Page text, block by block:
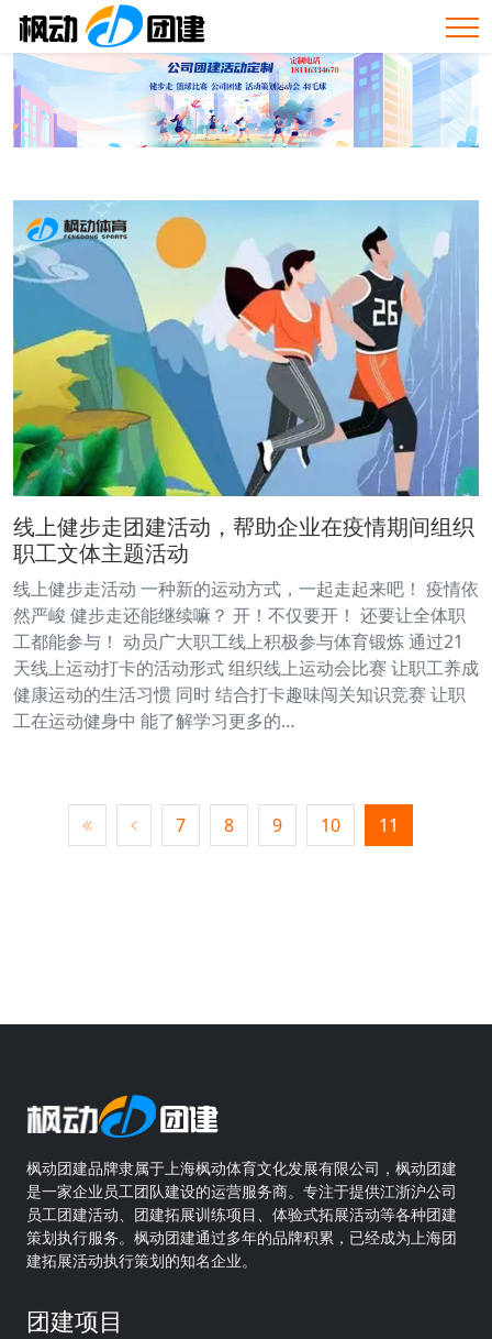
线上健步走团建活动，帮助企业在疫情期间组织
职工文体主题活动
线上健步走活动 一种新的运动方式，一起走起来吧！ 疫情依
然严峻 健步走还能继续嘛？ 开！不仅要开！ 还要让全体职
工都能参与！ 动员广大职工线上积极参与体育锻炼 通过21
天线上运动打卡的活动形式 组织线上运动会比赛 让职工养成
健康运动的生活习惯 同时 结合打卡趣味闯关知识竞赛 让职
工在运动健身中 能了解学习更多的…
7 8 9 10 11
枫动团建品牌隶属于上海枫动体育文化发展有限公司，枫动团建
是一家企业员工团队建设的运营服务商。专注于提供江浙沪公司
员工团建活动、团建拓展训练项目、体验式拓展活动等各种团建
策划执行服务。枫动团建通过多年的品牌积累，已经成为上海团
建拓展活动执行策划的知名企业。
团建项目